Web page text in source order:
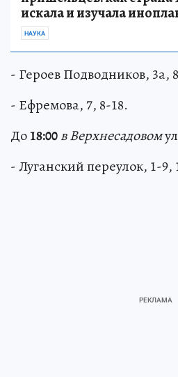
искала и изучала
НАУКА
- Героев Подводников, 3а,
- Ефремова, 7, 8-18.
До18:00в Верхнесадовом
- Луганский переулок, 1-9,